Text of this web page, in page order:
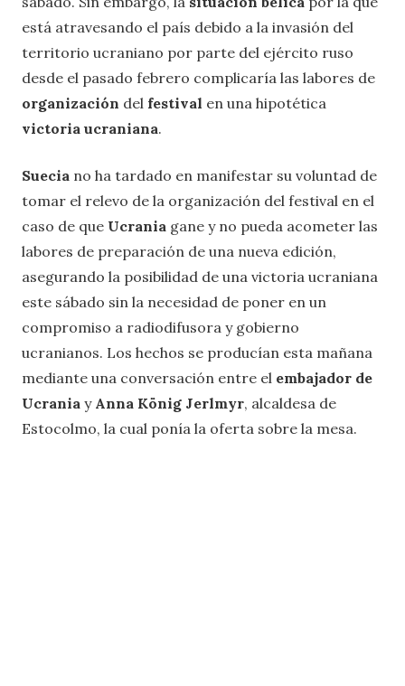
está atravesando el país debido a la invasión del
territorio ucraniano por parte del ejército ruso
desde el pasado febrero complicaría las labores de
organización del festival en una hipotética
victoria ucraniana.
Suecia no ha tardado en manifestar su voluntad de
tomar el relevo de la organización del festival en el
caso de que Ucrania gane y no pueda acometer las
labores de preparación de una nueva edición,
asegurando la posibilidad de una victoria ucraniana
este sábado sin la necesidad de poner en un
compromiso a radiodifusora y gobierno
ucranianos. Los hechos se producían esta mañana
mediante una conversación entre el embajador de
Ucrania y Anna König Jerlmyr, alcaldesa de
Estocolmo, la cual ponía la oferta sobre la mesa.